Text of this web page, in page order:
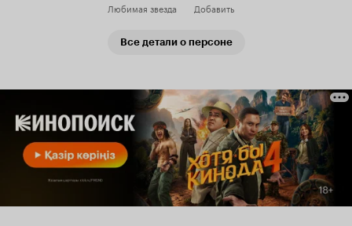
Любимая звезда Добавить
Все детали о персоне